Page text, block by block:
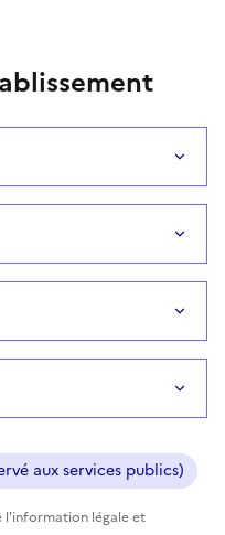
aux services publics)
l'information légale et